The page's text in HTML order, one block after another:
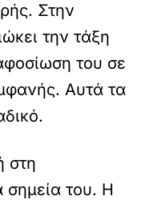
Στην
την τάξη
του σε
Αυτά τα
στη
σημεία του. Η